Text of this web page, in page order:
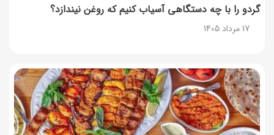
گردو را با چه دستگاهی آسیاب کنیم که روغن نیندازد؟
17 مرداد 1405
راهنمای اعتراض به کالابرگ مرداد ۱۴۰۵ + شماره پشتیبانی
17 مرداد 1405